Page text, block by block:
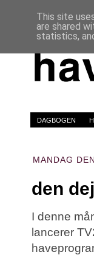
DAGBOGEN
MANDAG
den
I denne
lancerer
This site
are shared
statistics,